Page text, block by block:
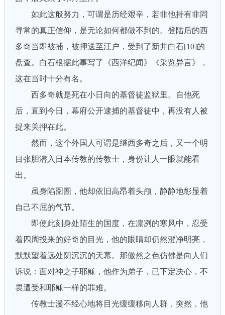
如此这般努力，可谓是历经艰辛，若非他持有非同
寻常的真正信仰，是无论如何都做不到的。登陆后的西
多奇当即被捕，被押送至江户，受到了新井白石[10]的
盘查。白石根据此事写了《西洋纪闻》《采览异言》，
这在当时十分有名。
西多奇就是死在小日向的基督徒监狱里。自他死
后，直到今日，幕府公开逮捕的基督徒中，再没有人被
捉来关押在此。
然而，这个外国人可谓是继西多奇之后，又一个明
目张胆潜入日本传教的传教士，身份让人一眼就能看
出。
虽身陷囹圄，他却依旧高昂着头颅，静静地彰显着
自己不屈的气节。
即使此刻身处陌生的国度，在凛冽的寒风中，忍受
着四周投来的好奇的目光，他的眼睛却仍然澄净明亮，
默默望着远处阴沉沉的天幕。那傲然之色仿佛是向人们
诉说：面对神之子耶稣，他作为弟子，已下定决心，不
畏遭受和耶稣一样的罪难。
传教士漫不经心地将目光缓缓移向人群，突然，他